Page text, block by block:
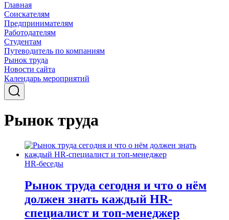
Главная
Соискателям
Предпринимателям
Работодателям
Студентам
Путеводитель по компаниям
Рынок труда
Новости сайта
Календарь мероприятий
Рынок труда
HR-беседы
Рынок труда сегодня и что о нём
должен знать каждый HR-
специалист и топ-менеджер